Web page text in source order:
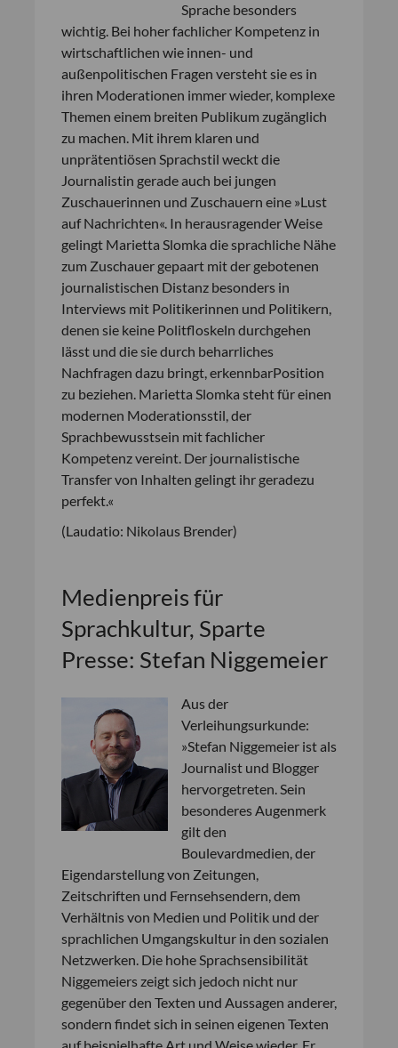
Sprache besonders
wichtig. Bei hoher fachlicher Kompetenz in
wirtschaftlichen wie innen- und
außenpolitischen Fragen versteht sie es in
ihren Moderationen immer wieder, komplexe
Themen einem breiten Publikum zugänglich
zu machen. Mit ihrem klaren und
unprätentiösen Sprachstil weckt die
Journalistin gerade auch bei jungen
Zuschauerinnen und Zuschauern eine »Lust
auf Nachrichten«. In herausragender Weise
gelingt Marietta Slomka die sprachliche Nähe
zum Zuschauer gepaart mit der gebotenen
journalistischen Distanz besonders in
Interviews mit Politikerinnen und Politikern,
denen sie keine Politfloskeln durchgehen
lässt und die sie durch beharrliches
Nachfragen dazu bringt, erkennbarPosition
zu beziehen. Marietta Slomka steht für einen
modernen Moderationsstil, der
Sprachbewusstsein mit fachlicher
Kompetenz vereint. Der journalistische
Transfer von Inhalten gelingt ihr geradezu
perfekt.«
(Laudatio: Nikolaus Brender)
Medienpreis für
Sprachkultur, Sparte
Presse: Stefan Niggemeier
Aus der
Verleihungsurkunde:
»Stefan Niggemeier ist als
Journalist und Blogger
hervorgetreten. Sein
besonderes Augenmerk
gilt den
Boulevardmedien, der
Eigendarstellung von Zeitungen,
Zeitschriften und Fernsehsendern, dem
Verhältnis von Medien und Politik und der
sprachlichen Umgangskultur in den sozialen
Netzwerken. Die hohe Sprachsensibilität
Niggemeiers zeigt sich jedoch nicht nur
gegenüber den Texten und Aussagen anderer,
sondern findet sich in seinen eigenen Texten